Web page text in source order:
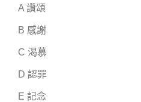
A 讚頌
B 感謝
C 渴慕
D 認罪
E 記念